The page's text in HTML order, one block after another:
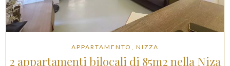
APPARTAMENTO, NIZZA
2 appartamenti bilocali di 85m2 nella Niza